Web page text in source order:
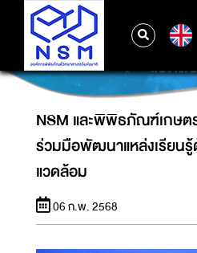
NSM และพิพิธภัณฑ์เกษ
ร่วมมือพัฒนาแหล่งเรียนรู้
แวดล้
NSM และพิพิธภัณฑ์เกษต
ร่วมมือพัฒนาแหล่งเรียนรู้
แวดล้อม
06 ก.พ. 2568